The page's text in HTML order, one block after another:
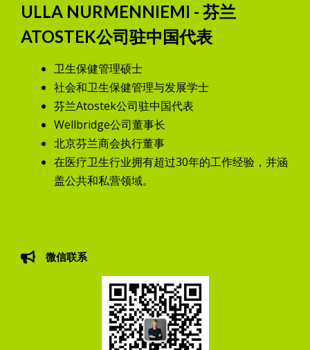
ULLA NURMENNIEMI - 芬兰
ATOSTEK公司驻中国代表
卫生保健管理硕士
社会和卫生保健管理与发展学士
芬兰Atostek公司驻中国代表
Wellbridge公司董事长
北京芬兰商会执行董事
在医疗卫生行业拥有超过30年的工作经验，并涵
盖公共和私营领域。
微信联系